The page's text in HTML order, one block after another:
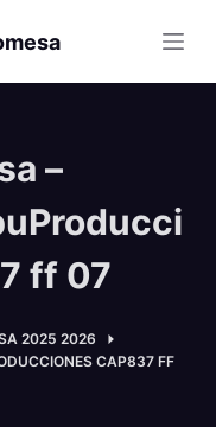
–
ff 07
2025 2026
CAP837 FF